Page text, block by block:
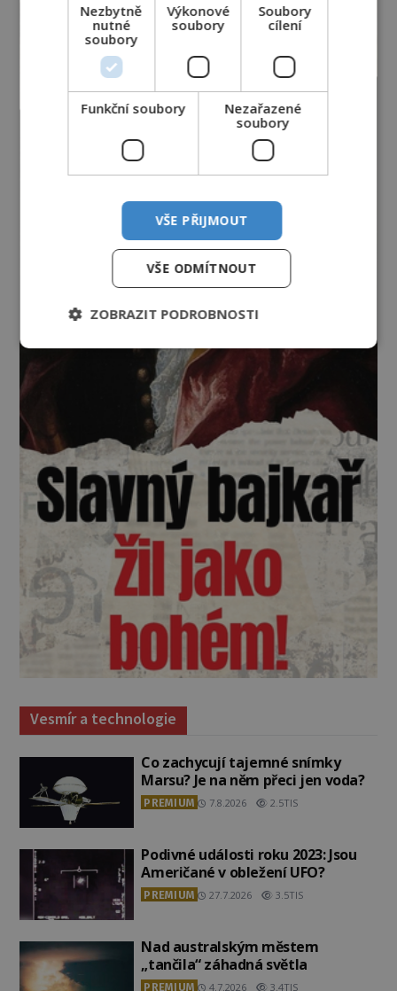
Vesmír a technologie
Co zachycují tajemné snímky
Marsu? Je na něm přeci jen voda?
PREMIUM 7.8.2026 2.5TIS
Podivné události roku 2023: Jsou
Američané v obležení UFO?
PREMIUM 27.7.2026 3.5TIS
Nad australským městem
„tančila“ záhadná světla
PREMIUM 4.7.2026 3.4TIS
Nezbytně
nutné
soubory
Výkonové
soubory
Soubory
cílení
Funkční soubory
Nezařazené
soubory
VŠE PŘIJMOUT
VŠE ODMÍTNOUT
ZOBRAZIT PODROBNOSTI